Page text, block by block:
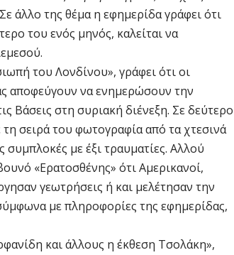
άλλο της θέμα η εφημερίδα γράφει ότι
του ενός μηνός, καλείται να
του Λονδίνου», γράφει ότι οι
αποφεύγουν να ενημερώσουν την
Βάσεις στη συριακή διένεξη. Σε δεύτερο
σειρά του φωτογραφία από τα χτεσινά
συμπλοκές με έξι τραυματίες. Αλλού
«Ερατοσθένης» ότι Αμερικανοί,
γεωτρήσεις ή και μελέτησαν την
με πληροφορίες της εφημερίδας,
και άλλους η έκθεση Τσολάκη»,